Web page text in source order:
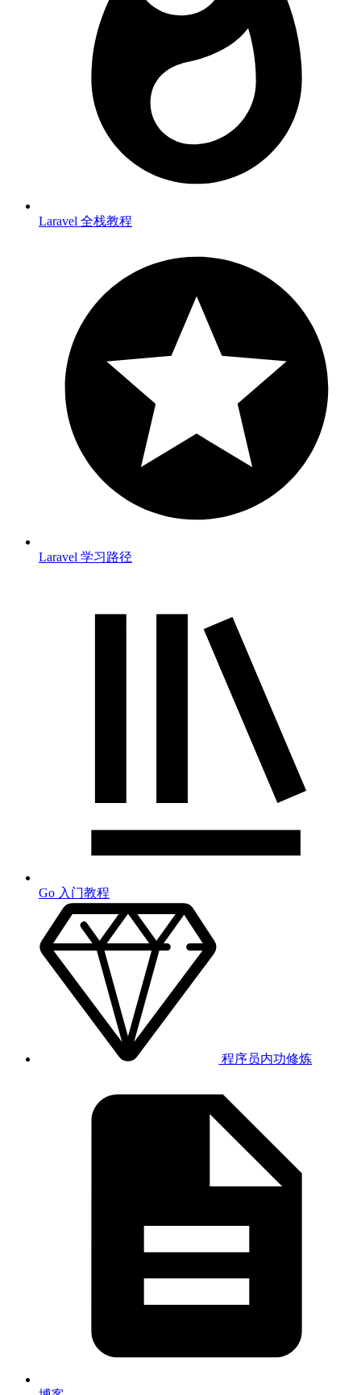
Laravel 全栈教程
Laravel 学习路径
Go 入门教程
程序员内功修炼